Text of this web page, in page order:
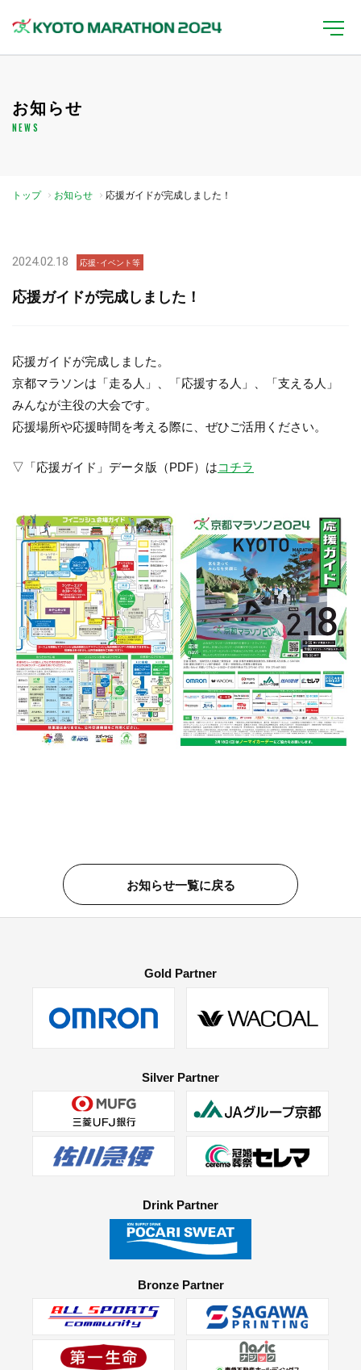
お知らせ
NEWS
トップ お知らせ 応援ガイドが完成しました！
2024.02.18 応援･イベント等
応援ガイドが完成しました！
応援ガイドが完成しました。
京都マラソンは「走る人」、「応援する人」、「支える人」
みんなが主役の大会です。
応援場所や応援時間を考える際に、ぜひご活用ください。
▽「応援ガイド」データ版（PDF）はコチラ
お知らせ一覧に戻る
Gold Partner
Silver Partner
Drink Partner
Bronze Partner